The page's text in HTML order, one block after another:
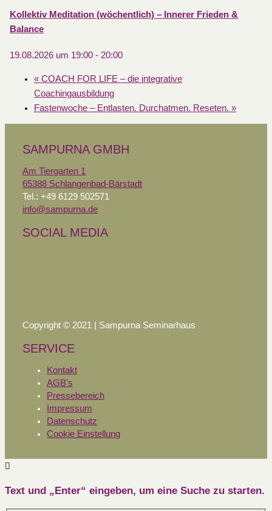
Kollektiv Meditation (wöchentlich) – Innerer Frieden &
Balance
19.08.2026 um 19:00- 20:00
«COACH FOR LIFE – die integrative
Coachingausbildung
Fastenwoche – Entlasten. Durchatmen. Reseten. »
SAMPURNA GMBH
Am Tiergarten 1
65388 Schlangenbad-Bärstadt
Tel.: +49 6129 502571
info@sampurna.de
SOCIAL MEDIA
Copyright © 2021 | Sampurna Seminarhaus
SERVICE
Kontakt
AGB’s
Pressebereich
Impressum
Datenschutz
Cookie Einstellung
Text und „Enter“ eingeben, um eine Suche zu starten.